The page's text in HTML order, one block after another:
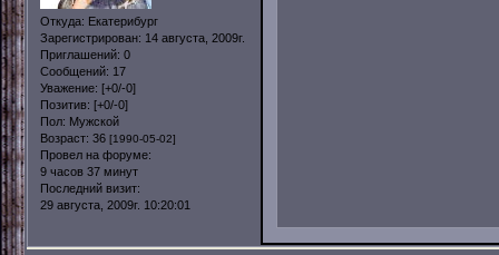
Откуда: Екатерибург
Зарегистрирован: 14 августа, 2009г.
Приглашений: 0
Сообщений: 17
Уважение: [+0/-0]
Позитив: [+0/-0]
Пол: Мужской
Возраст: 36 [1990-05-02]
Провел на форуме:
9 часов 37 минут
Последний визит:
29 августа, 2009г. 10:20:01